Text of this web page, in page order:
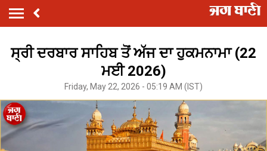
ਸ੍ਰੀ ਦਰਬਾਰ ਸਾਹਿਬ ਤੋਂ ਅੱਜ ਦਾ ਹੁਕਮਨਾਮਾ (22
ਮਈ 2026)
Friday, May 22, 2026 - 05:19 AM (IST)